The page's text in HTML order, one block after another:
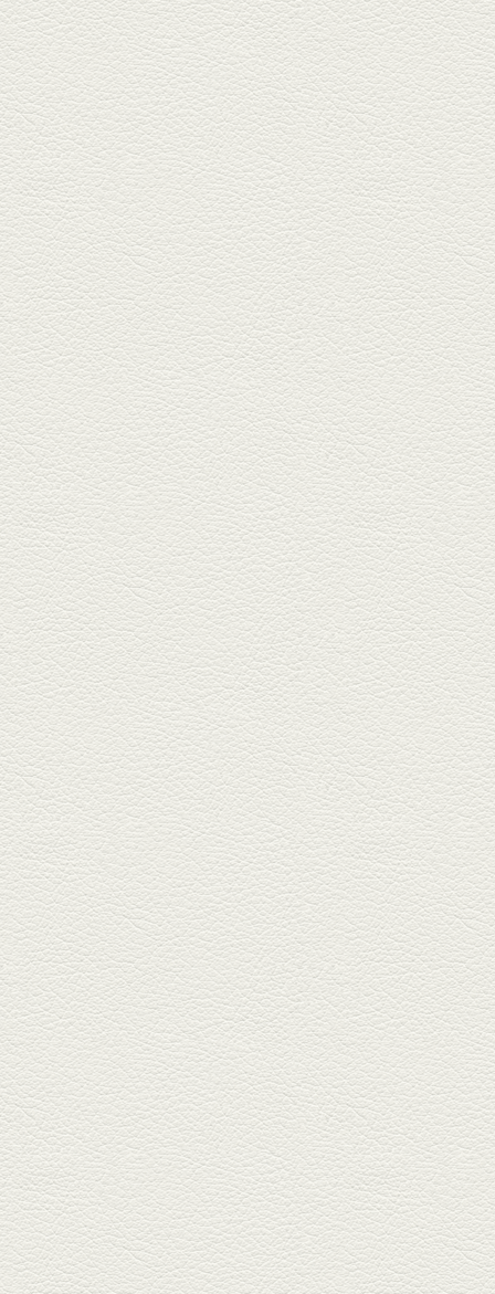
豆腐
東区月出『中華酒場アガレヤ』
は、スパイスが効いた一味違う
中華が...
2025年11月28日放送
ごま鯛＆牛すじ大根
名店揃いの並木坂ドルハウスビ
ルに今年生まれた新たな名店、
『家庭...
2025年11月7日放送
贅沢馬刺し盛合せ＆極上
馬肉しゃぶしゃぶ
籠町通り『熊本郷土料理 酒ト肴
もなか』で熊本県産の馬肉料理
を！...
2025年10月17日放送
ヒレ焼き＆牛ひれ肉汁カ
レー
武蔵小路で人気の『ヒレ肉じゅ
んちゃん』へ。『銀ハイ』で乾
杯！ブ...
2025年9月26日放送
フォンダンエッグ＆二郎
系にんにくパスタ
北区麻生田の人気店『多酒多菜
満月』へ。『しろ』水割で乾
杯！出...
2025年9月5日放送
あくまのポテサラ＆変わ
り天ぷら盛り合わせ
武蔵小路の「たぬきと銀杏」で
自慢の「変わり天ぷら」を
「KAORU」...
2025年8月15日放送
お刺身盛り合わせ＆干物
盛りの七輪焼き
酒場通りの「食楽みかげ」は、
オーナーこだわりの魚料理が味
わえ...
2025年7月25日放送
朝ごはんプレート＆かん
ぱちのカマ(塩焼き)
並木坂では珍しい朝ごはんの店
「コルハコ」で昼飲みの刻。
「銀し...
2025年7月4日放送
生姜香る鮭とイクラの土
鍋ご飯 など
銀杏中通りにこの春オープンし
た「創作ダイニング真」へ。暑
い夏...
2025年6月13日放送
ﾊﾓの季節野菜あんかけ＆